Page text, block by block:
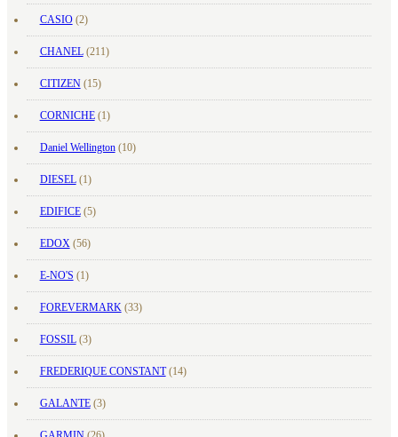
CASIO(2)
CHANEL(211)
CITIZEN(15)
CORNICHE(1)
Daniel Wellington(10)
DIESEL(1)
EDIFICE(5)
EDOX (56)
E-NO'S (1)
FOREVERMARK (33)
FOSSIL(3)
FREDERIQUE CONSTANT(14)
GALANTE(3)